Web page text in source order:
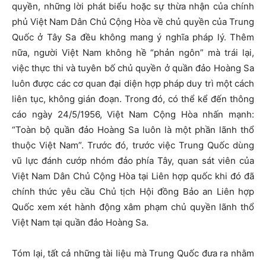
quyền, những lời phát biểu hoặc sự thừa nhận của chính
phủ Việt Nam Dân Chủ Cộng Hòa về chủ quyền của Trung
Quốc ở Tây Sa đều không mang ý nghĩa pháp lý. Thêm
nữa, người Việt Nam không hề “phản ngôn” mà trái lại,
việc thực thi và tuyên bố chủ quyền ở quần đảo Hoàng Sa
luôn được các cơ quan đại diện hợp pháp duy trì một cách
liên tục, không gián đoạn. Trong đó, có thể kể đến thông
cáo ngày 24/5/1956, Việt Nam Cộng Hòa nhấn mạnh:
“Toàn bộ quần đảo Hoàng Sa luôn là một phần lãnh thổ
thuộc Việt Nam”. Trước đó, trước việc Trung Quốc dùng
vũ lực đánh cướp nhóm đảo phía Tây, quan sát viên của
Việt Nam Dân Chủ Cộng Hòa tại Liên hợp quốc khi đó đã
chính thức yêu cầu Chủ tịch Hội đồng Bảo an Liên hợp
Quốc xem xét hành động xâm phạm chủ quyền lãnh thổ
Việt Nam tại quần đảo Hoàng Sa.
Tóm lại, tất cả những tài liệu mà Trung Quốc đưa ra nhằm